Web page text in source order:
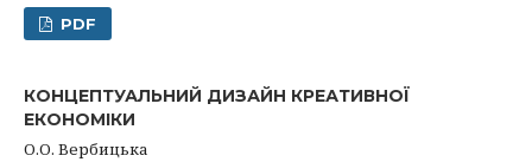
PDF
КОНЦЕПТУАЛЬНИЙ ДИЗАЙН КРЕАТИВНОЇ
ЕКОНОМІКИ
О.О. Вербицька